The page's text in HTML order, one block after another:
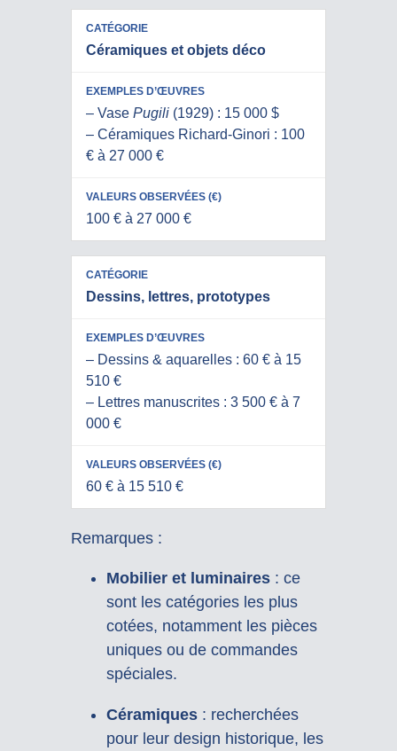
Céramiques et objets déco
– Vase Pugili(1929) : 15 000 $
– Céramiques Richard-Ginori : 100
€ à 27 000 €
100 € à 27 000 €
Dessins, lettres, prototypes
– Dessins & aquarelles : 60 € à 15
510 €
– Lettres manuscrites : 3 500 € à 7
000 €
60 € à 15 510 €
Remarques :
Mobilier et luminaires: ce
sont les catégories les plus
cotées, notamment les pièces
uniques ou de commandes
spéciales.
Céramiques: recherchées
pour leur design historique, les